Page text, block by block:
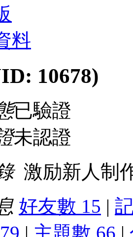
料
10678)
已驗證
未認證
激励新人制
好友數 15 |